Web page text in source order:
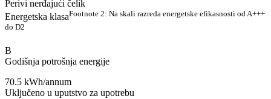
Perivi nerđajući čelik
Energetska klasaFootnote 2: Na skali razreda energetske efikasnosti od A+++
do D2
B
Godišnja potrošnja energije
70.5 kWh/annum
Uključeno u uputstvo za upotrebu